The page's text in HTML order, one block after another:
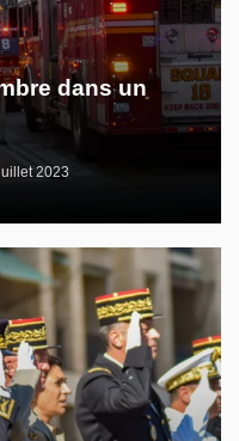
dans un
2023